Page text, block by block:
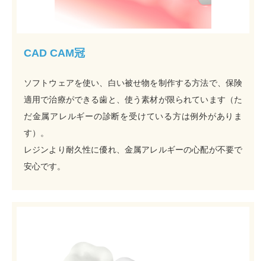
CAD CAM冠
ソフトウェアを使い、白い被せ物を制作する方法で、保険
適用で治療ができる歯と、使う素材が限られています（た
だ金属アレルギーの診断を受けている方は例外がありま
す）。
レジンより耐久性に優れ、金属アレルギーの心配が不要で
安心です。